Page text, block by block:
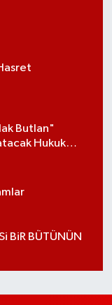
Butlan"
Hukuk
BiR BÜTÜNÜN